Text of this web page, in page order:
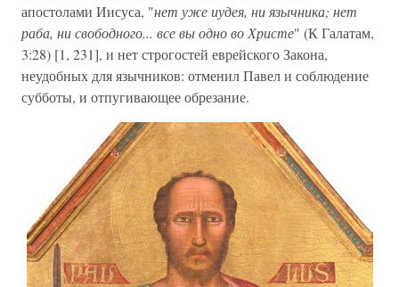
апостолами Иисуса, "нет уже иудея, ни язычника; нет
раба, ни свободного... все вы одно во Христе" (К Галатам,
3:28) [1, 231], и нет строгостей еврейского Закона,
неудобных для язычников: отменил Павел и соблюдение
субботы, и отпугивающее обрезание.